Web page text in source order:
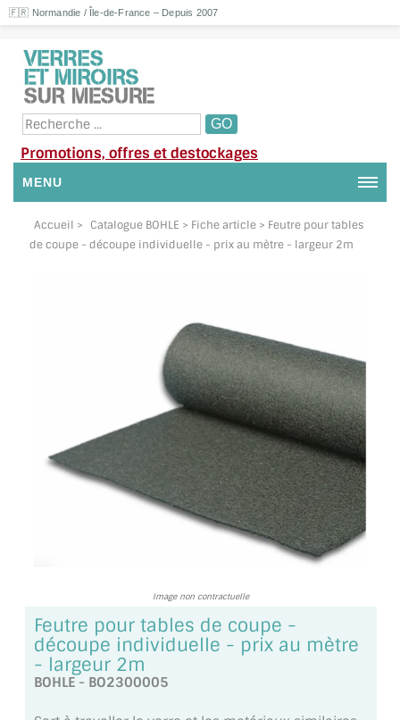
🇫🇷 Normandie / Île-de-France – Depuis 2007
Promotions, offres et destockages
MENU
NOUS CONTACTER
SUIVI DE COMMANDE
TOUS LES TARIFS AU M2
GUIDE : CHOIX PAR UTILISATION
INSPIRATIONS ET NOUVEAUTÉS
AMBIANCE LAITON BROSSÉ
MIROIR SUR MESURE
MIROIR VIEILLI
Accueil > Catalogue BOHLE > Fiche article > Feutre pour tables
de coupe - découpe individuelle - prix au mètre - largeur 2m
Image non contractuelle
Feutre pour tables de coupe -
découpe individuelle - prix au mètre
- largeur 2m
BOHLE - BO2300005